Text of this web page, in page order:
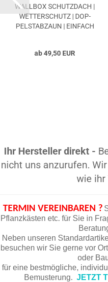
WALL­BOX SCHUTZ­DACH |
WET­TER­SCHUTZ | DOP­
PEL­STAB­ZAUN | EIN­FACH
ab 49,50 EUR
Ihr Hersteller direkt -
nicht uns anzurufen.
wie ihr
TERMIN VEREINBAREN ?
Pflanzkästen etc. für Sie in
Neben unseren
besuchen wir Sie gerne vor
oder
für eine bestmögliche,
Bemusterung. JETZT